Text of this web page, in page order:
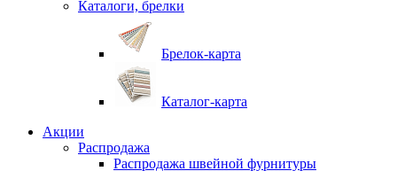
Каталоги, брелки
Брелок-карта
Каталог-карта
Акции
Распродажа
Распродажа швейной фурнитуры